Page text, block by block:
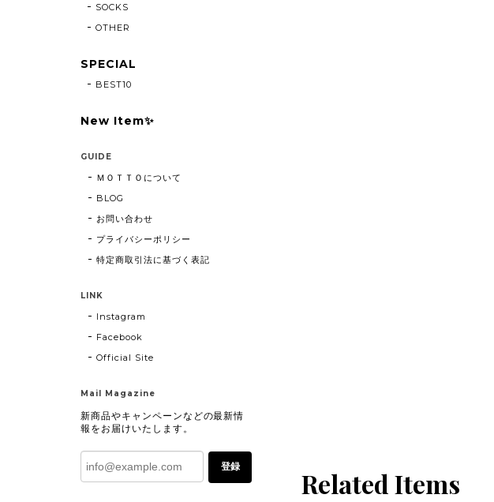
Related Items
SOCKS
OTHER
SPECIAL
BEST10
New Item✨
GUIDE
ＭＯＴＴＯについて
BLOG
お問い合わせ
プライバシーポリシー
特定商取引法に基づく表記
LINK
Instagram
Facebook
Official Site
Mail Magazine
新商品やキャンペーンなどの最新情
報をお届けいたします。
登録